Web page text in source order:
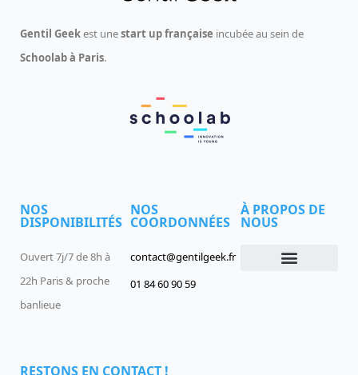
Gentil Geekest unestart up française incubée au sein de
Schoolab à Paris.
NOS
DISPONIBILITÉS
Ouvert 7j/7 de 8h à
22h Paris & proche
banlieue
NOS
COORDONNÉES
contact@gentilgeek.fr
01 84 60 90 59
À PROPOS DE
NOUS
RESTONS EN CONTACT !